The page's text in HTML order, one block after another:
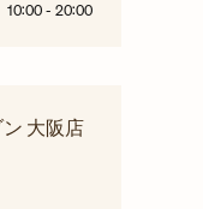
10:00 - 20:00
大阪店